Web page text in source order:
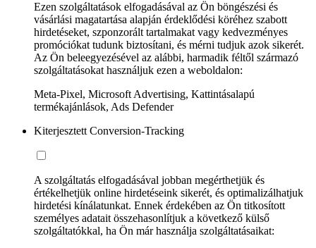
Ezen szolgáltatások elfogadásával az Ön böngészési és
vásárlási magatartása alapján érdeklődési köréhez szabott
hirdetéseket, szponzorált tartalmakat vagy kedvezményes
promóciókat tudunk biztosítani, és mérni tudjuk azok sikerét.
Az Ön beleegyezésével az alábbi, harmadik féltől származó
szolgáltatásokat használjuk ezen a weboldalon:
Meta-Pixel, Microsoft Advertising, Kattintásalapú
termékajánlások, Ads Defender
Kiterjesztett Conversion-Tracking
A szolgáltatás elfogadásával jobban megérthetjük és
értékelhetjük online hirdetéseink sikerét, és optimalizálhatjuk
hirdetési kínálatunkat. Ennek érdekében az Ön titkosított
személyes adatait összehasonlítjuk a következő külső
szolgáltatókkal, ha Ön már használja szolgáltatásaikat: